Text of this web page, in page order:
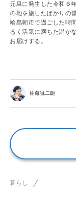
元旦に発生した令和６
の地を旅したばかりの
輪島朝市で過ごした時
るく活気に満ちた温か
お届けする。
佐藤誠二朗
暮らし